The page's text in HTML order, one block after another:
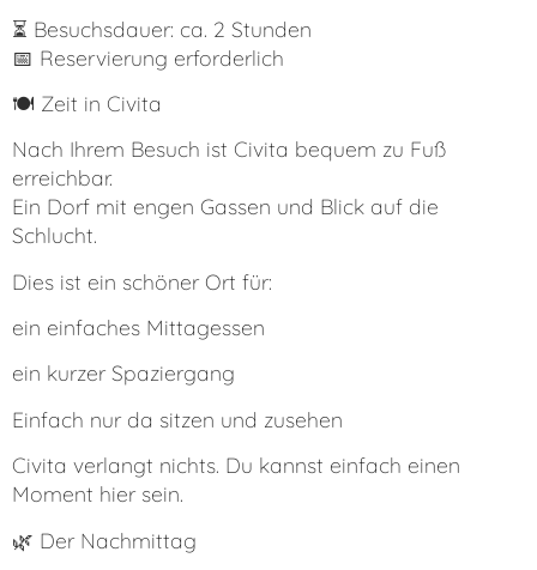
⏳ Besuchsdauer: ca. 2 Stunden
📅 Reservierung erforderlich
🍽️ Zeit in Civita
Nach Ihrem Besuch ist Civita bequem zu Fuß
erreichbar.
Ein Dorf mit engen Gassen und Blick auf die
Schlucht.
Dies ist ein schöner Ort für:
ein einfaches Mittagessen
ein kurzer Spaziergang
Einfach nur da sitzen und zusehen
Civita verlangt nichts. Du kannst einfach einen
Moment hier sein.
🌿 Der Nachmittag